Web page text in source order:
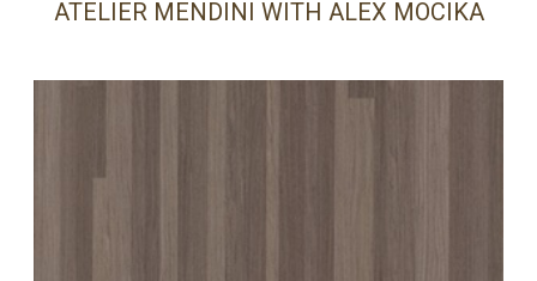
ATELIER MENDINI WITH ALEX MOCIKA